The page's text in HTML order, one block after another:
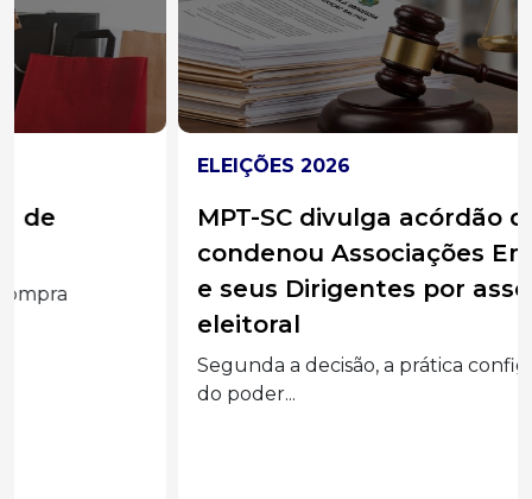
MPT-SC divulga acórdão do TST que
condenou Associações Empresariais
e seus Dirigentes por assédio
Segunda a decisão, a prática configurou abuso